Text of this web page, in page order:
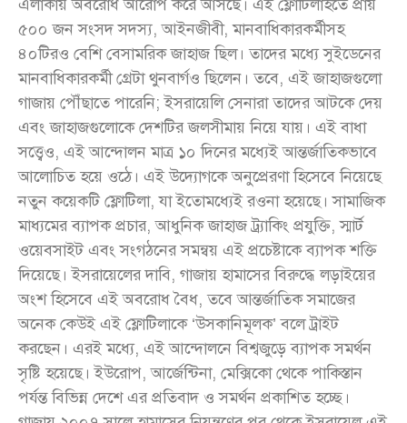
এলাকায় অবরোধ আরোপ করে আসছে। এই ফ্লোটিলাহতে প্রায়
৫০০ জন সংসদ সদস্য, আইনজীবী, মানবাধিকারকর্মীসহ
৪০টিরও বেশি বেসামরিক জাহাজ ছিল। তাদের মধ্যে সুইডেনের
মানবাধিকারকর্মী গ্রেটা থুনবার্গও ছিলেন। তবে, এই জাহাজগুলো
গাজায় পৌঁছাতে পারেনি; ইসরায়েলি সেনারা তাদের আটকে দেয়
এবং জাহাজগুলোকে দেশটির জলসীমায় নিয়ে যায়। এই বাধা
সত্ত্বেও, এই আন্দোলন মাত্র ১০ দিনের মধ্যেই আন্তর্জাতিকভাবে
আলোচিত হয়ে ওঠে। এই উদ্যোগকে অনুপ্রেরণা হিসেবে নিয়েছে
নতুন কয়েকটি ফ্লোটিলা, যা ইতোমধ্যেই রওনা হয়েছে। সামাজিক
মাধ্যমের ব্যাপক প্রচার, আধুনিক জাহাজ ট্র্যাকিং প্রযুক্তি, স্মার্ট
ওয়েবসাইট এবং সংগঠনের সমন্বয় এই প্রচেষ্টাকে ব্যাপক শক্তি
দিয়েছে। ইসরায়েলের দাবি, গাজায় হামাসের বিরুদ্ধে লড়াইয়ের
অংশ হিসেবে এই অবরোধ বৈধ, তবে আন্তর্জাতিক সমাজের
অনেক কেউই এই ফ্লোটিলাকে ‘উসকানিমূলক’ বলে ট্রাইট
করছেন। এরই মধ্যে, এই আন্দোলনে বিশ্বজুড়ে ব্যাপক সমর্থন
সৃষ্টি হয়েছে। ইউরোপ, আর্জেন্টিনা, মেক্সিকো থেকে পাকিস্তান
পর্যন্ত বিভিন্ন দেশে এর প্রতিবাদ ও সমর্থন প্রকাশিত হচ্ছে।